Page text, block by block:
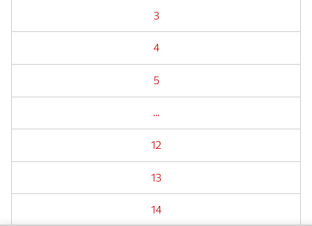
3
4
5
...
12
13
14